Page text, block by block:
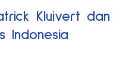
Kluivert dan
Indonesia